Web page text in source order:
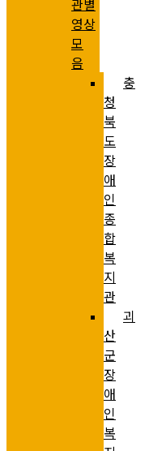
관별
영상
모
음
충
청
북
도
장
애
인
종
합
복
지
관
괴
산
군
장
애
인
복